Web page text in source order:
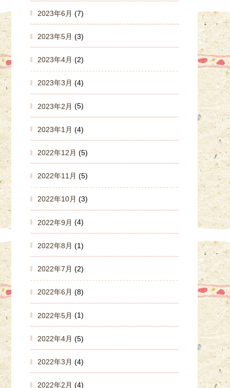
2023年6月 (7)
2023年5月 (3)
2023年4月 (2)
2023年3月 (4)
2023年2月 (5)
2023年1月 (4)
2022年12月 (5)
2022年11月 (5)
2022年10月 (3)
2022年9月 (4)
2022年8月 (1)
2022年7月 (2)
2022年6月 (8)
2022年5月 (1)
2022年4月 (5)
2022年3月 (4)
2022年2月 (4)